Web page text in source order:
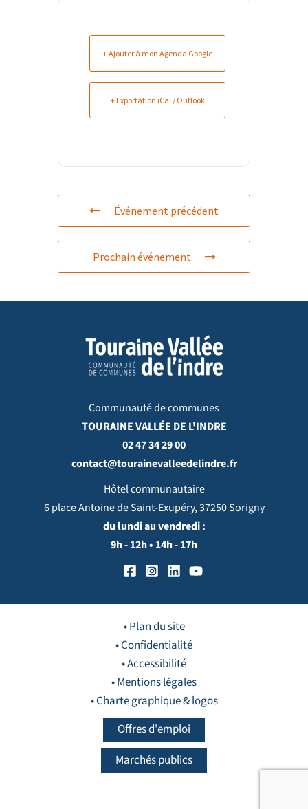
+ Ajouter à mon Agenda Google
+ Exportation iCal / Outlook
Événement précédent
Prochain événement
Communauté de communes
TOURAINE VALLÉE DE L'INDRE
02 47 34 29 00
contact@tourainevalleedelindre.fr
Hôtel communautaire
6 place Antoine de Saint-Exupéry, 37250 Sorigny
du lundi au vendredi :
9h - 12h • 14h - 17h
• Plan du site
• Confidentialité
• Accessibilité
• Mentions légales
• Charte graphique & logos
Offres d'emploi
Marchés publics